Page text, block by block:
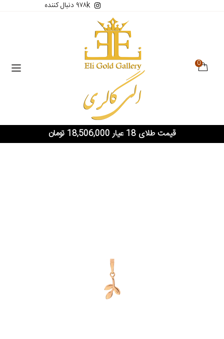
۹۷۸k دنبال کننده
0
قیمت طلای 18 عیار 18,506,000 تومان